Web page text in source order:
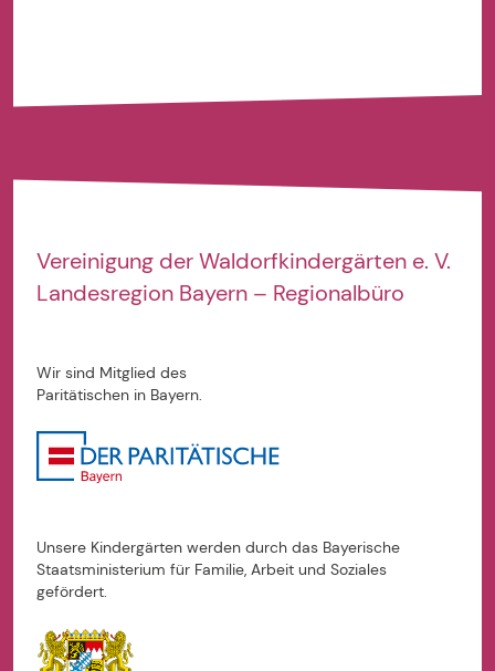
Vereinigung derWaldorfkindergärten e. V.
Landesregion Bayern – Regionalbüro
Wir sind Mitglied des
Paritätischen in Bayern.
Unsere Kindergärten werden durch das Bayerische
Staatsministerium für Familie, Arbeit und Soziales
gefördert.